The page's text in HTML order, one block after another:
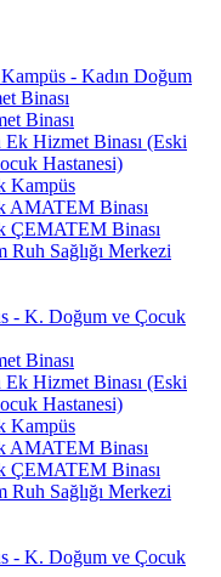
- Kadın Doğum
Binası
Binası
Hizmet Binası (Eski
Hastanesi)
Kampüs
AMATEM Binası
ÇEMATEM Binası
Ruh Sağlığı Merkezi
- K. Doğum ve Çocuk
Binası
Hizmet Binası (Eski
Hastanesi)
Kampüs
AMATEM Binası
ÇEMATEM Binası
Ruh Sağlığı Merkezi
- K. Doğum ve Çocuk